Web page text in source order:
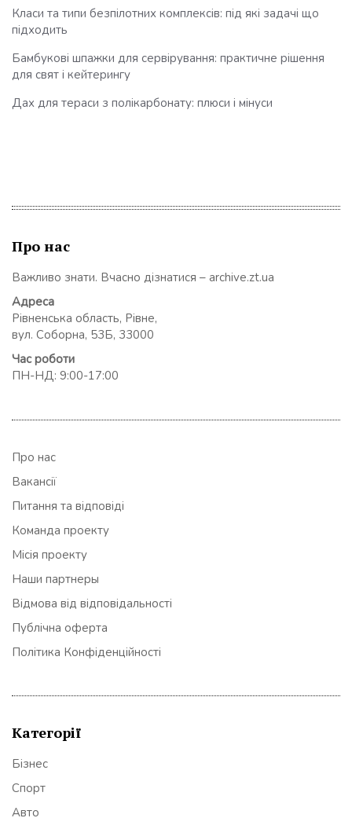
Класи та типи безпілотних комплексів: під які задачі що
підходить
Бамбукові шпажки для сервірування: практичне рішення
для свят і кейтерингу
Дах для тераси з полікарбонату: плюси і мінуси
Про нас
Важливо знати. Вчасно дізнатися – archive.zt.ua
Адреса
Рівненська область, Рівне,
вул. Соборна, 53Б, 33000
Час роботи
ПН-НД: 9:00-17:00
Про нас
Вакансії
Питання та відповіді
Команда проекту
Місія проекту
Наши партнеры
Відмова від відповідальності
Публічна оферта
Політика Конфіденційності
Категорії
Бізнес
Спорт
Авто